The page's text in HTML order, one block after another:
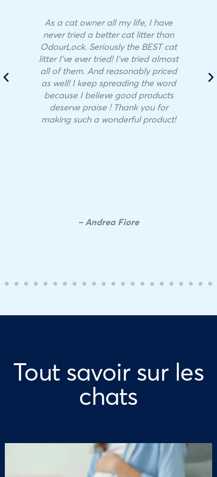
As a cat owner all my life, I have
never tried a better cat litter than
OdourLock. Seriously the BEST cat
litter I’ve ever tried! I’ve tried almost
all of them. And reasonably priced
as well! I keep spreading the word
because I believe good products
deserve praise ! Thank you for
making such a wonderful product!
– Andrea Fiore
Tout savoir sur les
chats